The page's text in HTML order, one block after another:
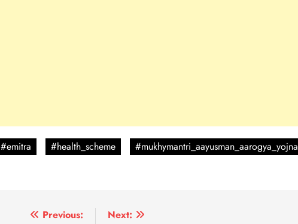
#emitra #health_scheme
#mukhymantri_aayusman_aarogya_yojna
Previous:
Next: